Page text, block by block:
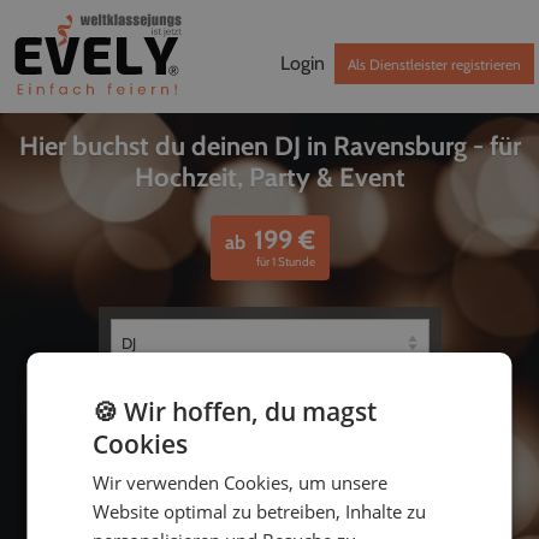
Login Als Dienstleister registrieren
Hier buchst du deinen DJ in Ravensburg - für
Hochzeit, Party & Event
ab 199€
für 1 Stunde
bis
🍪 Wir hoffen, du magst
Cookies
Wir verwenden Cookies, um unsere
Website optimal zu betreiben, Inhalte zu